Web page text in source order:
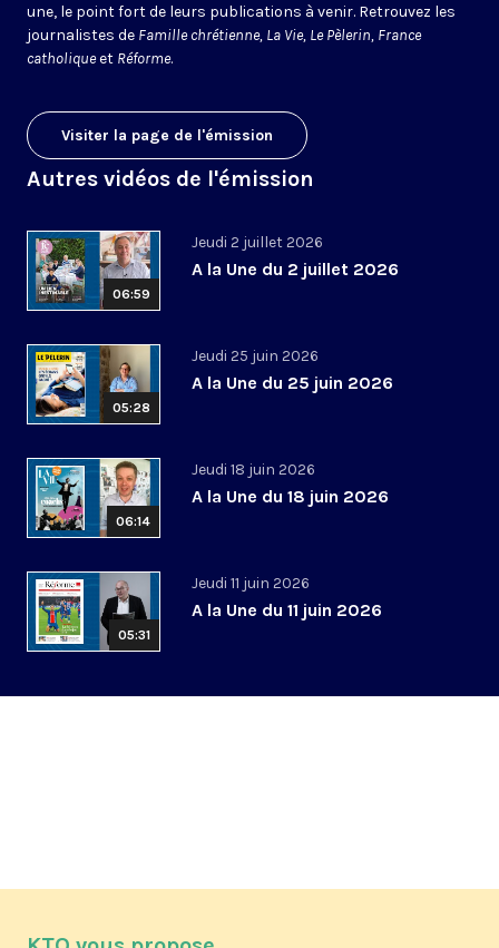
une, le point fort de leurs publications à venir. Retrouvez les
journalistes de Famille chrétienne, La Vie, Le Pèlerin, France
catholiqueet Réforme.
Visiter la page de l'émission
Autres vidéos de l'émission
06:59
Jeudi 2 juillet 2026
A la Une du 2 juillet 2026
05:28
Jeudi 25 juin 2026
A la Une du 25 juin 2026
06:14
Jeudi 18 juin 2026
A la Une du 18 juin 2026
05:31
Jeudi 11 juin 2026
A la Une du 11 juin 2026